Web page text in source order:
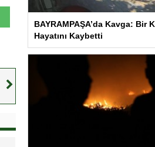
BAYRAMPAŞA’da Kavga: Bir
Hayatını Kaybetti